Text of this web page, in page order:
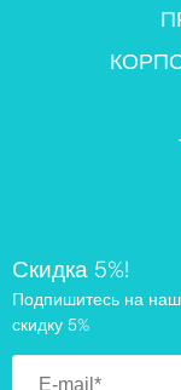
Скидка 5%!
Подпишитесь на
скидку 5%